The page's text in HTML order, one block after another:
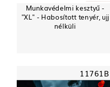
Munkavédelmi kesztyű -
"XL" - Habosított tenyér, ujj
nélküli
11761B